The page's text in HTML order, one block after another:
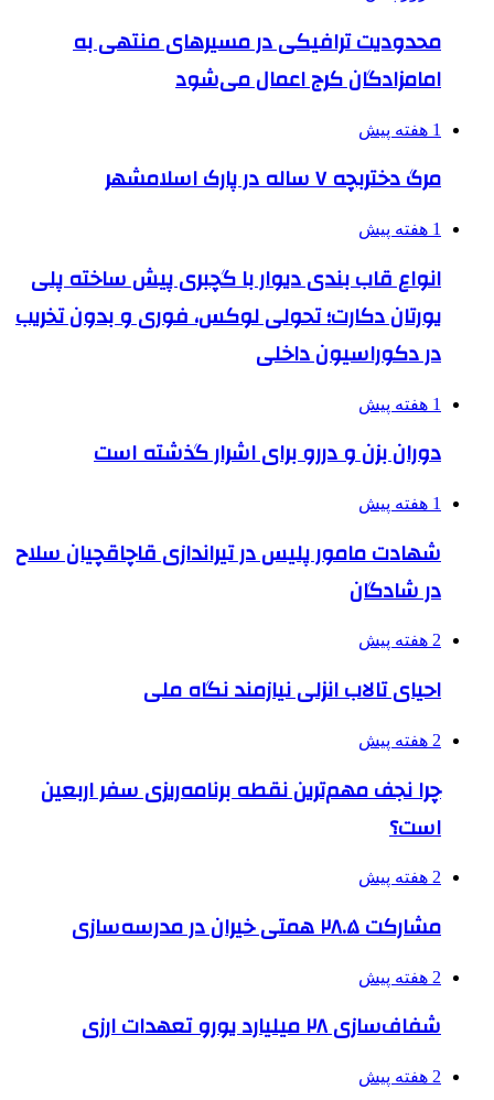
محدودیت ترافیکی در مسیرهای منتهی به
امامزادگان کرج اعمال می‌شود
1 هفته پیش
مرگ دختربچه ۷ ساله در پارک اسلامشهر
1 هفته پیش
انواع قاب بندی دیوار با گچبری پیش ساخته پلی
یورتان دکارت؛ تحولی لوکس، فوری و بدون تخریب
در دکوراسیون داخلی
1 هفته پیش
دوران بزن و دررو برای اشرار گذشته است
1 هفته پیش
شهادت مامور پلیس در تیراندازی قاچاقچیان سلاح
در شادگان
2 هفته پیش
احیای تالاب انزلی نیازمند نگاه ملی
2 هفته پیش
چرا نجف مهم‌ترین نقطه برنامه‌ریزی سفر اربعین
است؟
2 هفته پیش
مشارکت ۲۸.۵ همتی خیران در مدرسه‌سازی
2 هفته پیش
شفاف‌سازی ۲۸ میلیارد یورو تعهدات ارزی
2 هفته پیش